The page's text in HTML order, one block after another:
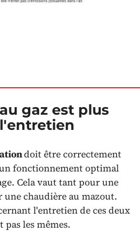
gaz est plus
doit être correctement
fonctionnement optimal
Cela vaut tant pour une
une chaudière au mazout.
l'entretien de ces deux
pas les mêmes.